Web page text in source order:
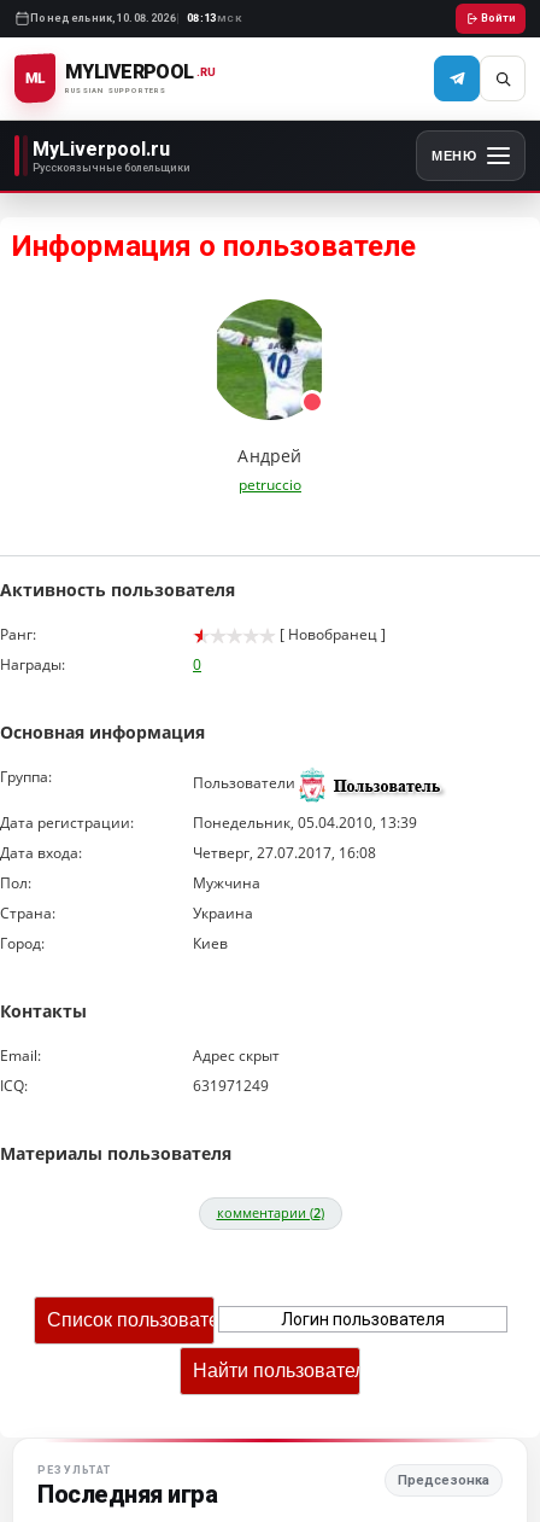
Понедельник, 10.08.2026 08:13 МСК Войти
ML MYLIVERPOOL
RUSSIAN SUPPORTERS
.RU
MyLiverpool.ru
Русскоязычные болельщики
МЕНЮ
Информация о пользователе
Андрей
petruccio
Активность пользователя
Ранг:
[ Новобранец ]
Награды:
0
Основная информация
Группа:
Пользователи
Дата регистрации:
Понедельник, 05.04.2010, 13:39
Дата входа:
Четверг, 27.07.2017, 16:08
Пол:
Мужчина
Страна:
Украина
Город:
Киев
Контакты
Email:
Адрес скрыт
ICQ:
631971249
Материалы пользователя
комментарии (2)
РЕЗУЛЬТАТ
Последняя игра Предсезонка